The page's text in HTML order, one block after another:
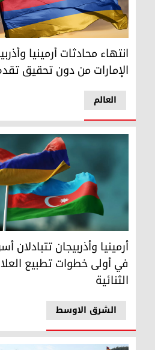
انتهاء محادثات أرمينيا
العالم
انتهاء محادثات أرمينيا
الإمارات من دون تحقيق
العلمان الأرميني والأذربيجاني
الشرق الاوسط
أرمينيا وأذربيجان تتبادلان
في أولى خطوات تطبيع
الثنائية